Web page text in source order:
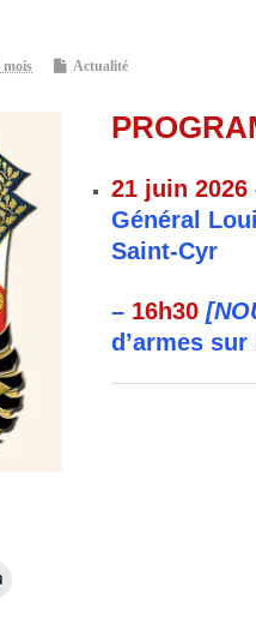
mois Actualité
21 juin 2026
Général
Saint-Cyr
– 16h30
d’armes